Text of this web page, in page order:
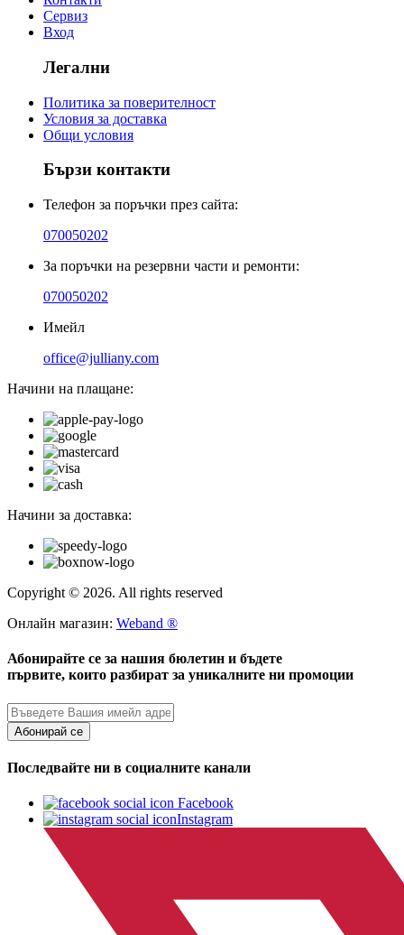
Сервиз
Вход
Легални
Политика за поверителност
Условия за доставка
Общи условия
Бързи контакти
Телефон за поръчки през сайта:
070050202
За поръчки на резервни части и ремонти:
070050202
Имейл
office@julliany.com
Начини на плащане:
Начини за доставка:
Copyright © 2026. All rights reserved
Онлайн магазин: Weband ®
Абонирайте се за нашия бюлетин и бъдете
първите, които разбират за уникалните ни промоции
Абонирай се
Последвайте ни в социалните канали
Facebook
Instagram